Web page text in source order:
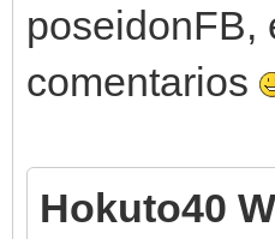
poseidonFB,
comentarios
Hokuto40